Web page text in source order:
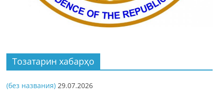
Тозатарин хабарҳо
(без названия) 29.07.2026